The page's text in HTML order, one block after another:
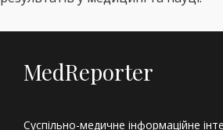
MedReporter
Суспільно-медичне інформаційне